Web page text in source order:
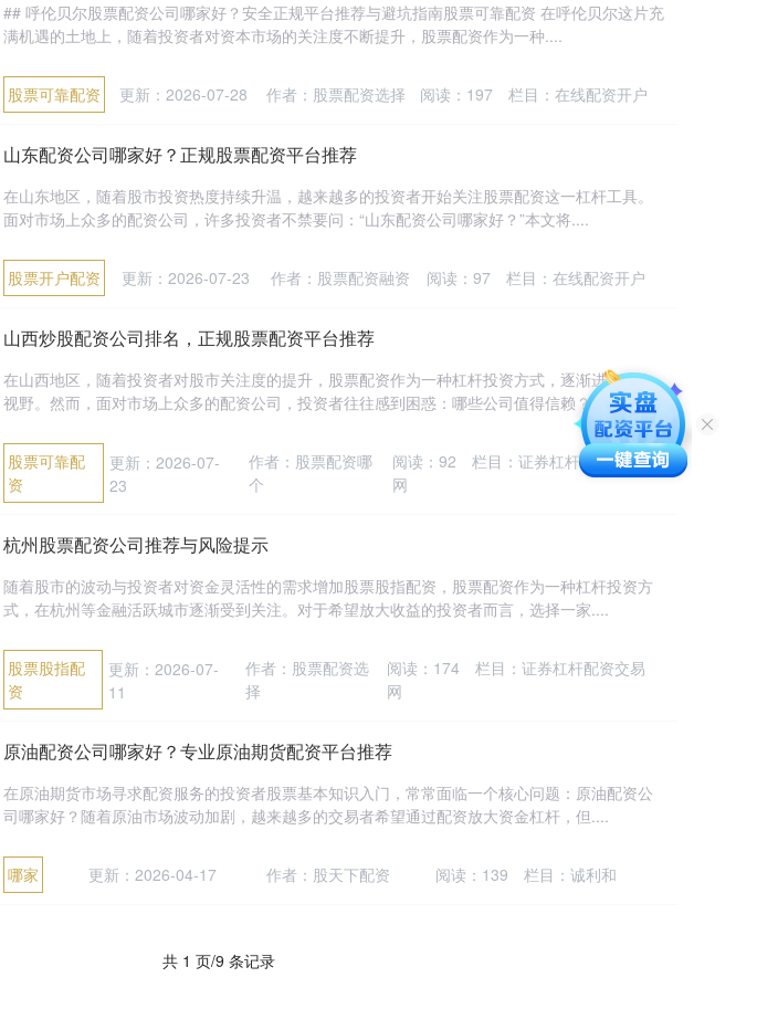
## 呼伦贝尔股票配资公司哪家好？安全正规平台推荐与避坑指南股票可靠配资 在呼伦贝尔这片充
满机遇的土地上，随着投资者对资本市场的关注度不断提升，股票配资作为一种....
股票可靠配资 更新：2026-07-28 作者：股票配资选择 阅读： 197 栏目： 在线配资开户
山东配资公司哪家好？正规股票配资平台推荐
在山东地区，随着股市投资热度持续升温，越来越多的投资者开始关注股票配资这一杠杆工具。
面对市场上众多的配资公司，许多投资者不禁要问：“山东配资公司哪家好？”本文将....
股票开户配资 更新：2026-07-23 作者：股票配资融资 阅读： 97 栏目： 在线配资开户
山西炒股配资公司排名，正规股票配资平台推荐
在山西地区，随着投资者对股市关注度的提升，股票配资作为一种杠杆投资方式，逐渐进入大众
视野。然而，面对市场上众多的配资公司，投资者往往感到困惑：哪些公司值得信赖？....
股票可靠配
资
更新：2026-07-
23
作者：股票配资哪
个
阅读： 92 栏目： 证券杠杆配资交易
网
杭州股票配资公司推荐与风险提示
随着股市的波动与投资者对资金灵活性的需求增加股票股指配资，股票配资作为一种杠杆投资方
式，在杭州等金融活跃城市逐渐受到关注。对于希望放大收益的投资者而言，选择一家....
股票股指配
资
更新：2026-07-
11
作者：股票配资选
择
阅读： 174 栏目：证券杠杆配资交易
网
原油配资公司哪家好？专业原油期货配资平台推荐
在原油期货市场寻求配资服务的投资者股票基本知识入门，常常面临一个核心问题：原油配资公
司哪家好？随着原油市场波动加剧，越来越多的交易者希望通过配资放大资金杠杆，但....
哪家 更新：2026-04-17 作者：股天下配资 阅读： 139 栏目： 诚利和
共 1 页/9 条记录